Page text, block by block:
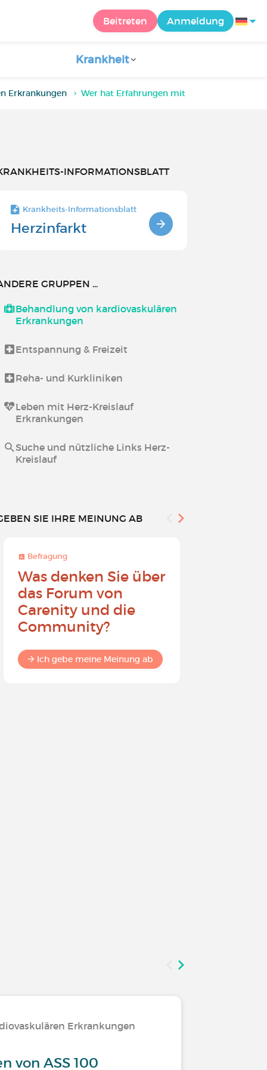
Beitreten Anmeldung
Krankheit
Erkrankungen Wer hat Erfahrungen mit einer Krampfader-
INFORMATIONSBLATT
Krankheits-Informationsblatt
Herzinfarkt
GRUPPEN ...
Behandlung von kardiovaskulären
Erkrankungen
Entspannung & Freizeit
Reha- und Kurkliniken
Leben mit Herz-Kreislauf
Erkrankungen
Suche und nützliche Links Herz-
Kreislauf
SIE IHRE MEINUNG AB
Befragung
Was denken Sie über
das Forum von
Carenity und die
Community?
Ich gebe meine Meinung ab
Erkrankungen
von ASS 100